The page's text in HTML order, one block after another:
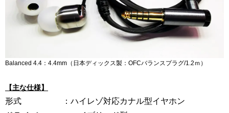
Balanced 4.4：4.4mm（日本ディックス製：OFCバランスプラグ/1.2ｍ）
【主な仕様】
形式 ：ハイレゾ対応カナル型イヤホン